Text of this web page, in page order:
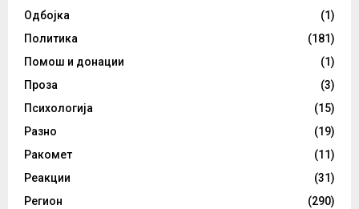
Одбојка
(1)
Политика
(181)
Помош и донации
(1)
Проза
(3)
Психологија
(15)
Разно
(19)
Ракомет
(11)
Реакции
(31)
Регион
(290)